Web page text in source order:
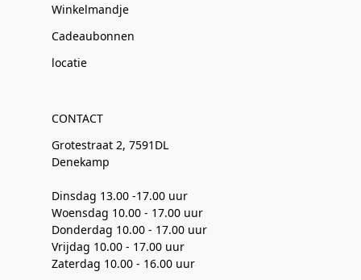
Winkelmandje
Cadeaubonnen
locatie
CONTACT
Grotestraat 2, 7591DL
Denekamp
Dinsdag 13.00 -17.00 uur
Woensdag 10.00 - 17.00 uur
Donderdag 10.00 - 17.00 uur
Vrijdag 10.00 - 17.00 uur
Zaterdag 10.00 - 16.00 uur